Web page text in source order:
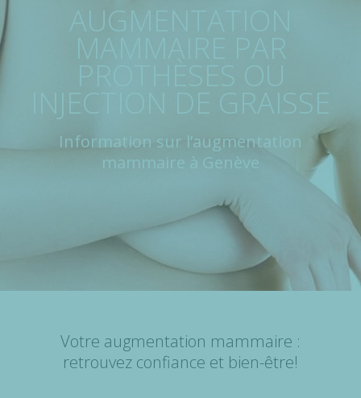
AUGMENTATION
MAMMAIRE PAR
PROTHÈSES OU
INJECTION DE GRAISSE
Information sur l’augmentation
mammaire à Genève
Votre augmentation mammaire :
retrouvez confiance et bien-être!